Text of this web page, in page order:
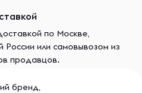
по Москве,
России или самовывозом из
продавцов.
бренд,